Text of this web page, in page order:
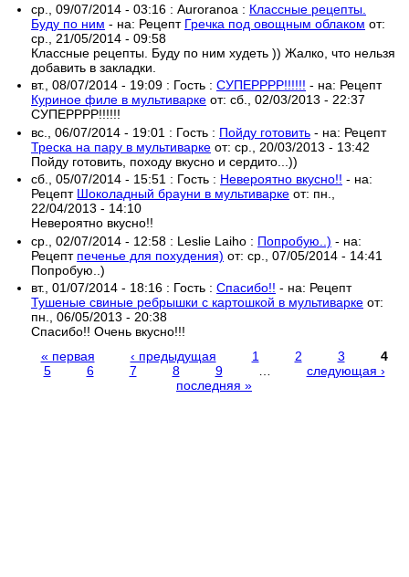
ср., 09/07/2014 - 03:16 : Auroranoa : Классные рецепты.
Буду по ним - на: Рецепт Гречка под овощным облаком от:
ср., 21/05/2014 - 09:58
Классные рецепты. Буду по ним худеть )) Жалко, что нельзя
добавить в закладки.
вт., 08/07/2014 - 19:09 : Гость : СУПЕРРРР!!!!!! - на: Рецепт
Куриное филе в мультиварке от: сб., 02/03/2013 - 22:37
СУПЕРРРР!!!!!!
вс., 06/07/2014 - 19:01 : Гость : Пойду готовить - на: Рецепт
Треска на пару в мультиварке от: ср., 20/03/2013 - 13:42
Пойду готовить, походу вкусно и сердито...))
сб., 05/07/2014 - 15:51 : Гость : Невероятно вкусно!! - на:
Рецепт Шоколадный брауни в мультиварке от: пн.,
22/04/2013 - 14:10
Невероятно вкусно!!
ср., 02/07/2014 - 12:58 : Leslie Laiho : Попробую..) - на:
Рецепт печенье для похудения) от: ср., 07/05/2014 - 14:41
Попробую..)
вт., 01/07/2014 - 18:16 : Гость : Спасибо!! - на: Рецепт
Тушеные свиные ребрышки с картошкой в мультиварке от:
пн., 06/05/2013 - 20:38
Спасибо!! Очень вкусно!!!
Страницы
« первая ‹ предыдущая 1 2 3
4
5
6 7 8 9
следующая ›
последняя »